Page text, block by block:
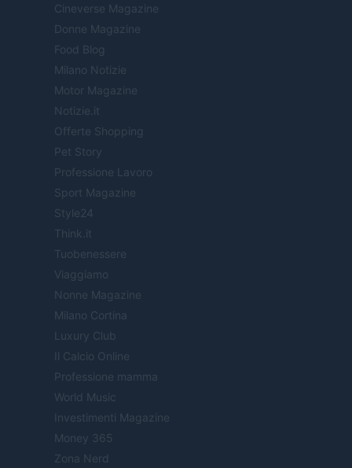
Cineverse Magazine
Donne Magazine
Food Blog
Milano Notizie
Motor Magazine
Notizie.it
Offerte Shopping
Pet Story
Professione Lavoro
Sport Magazine
Style24
Think.it
Tuobenessere
Viaggiamo
Nonne Magazine
Milano Cortina
Luxury Club
Il Calcio Online
Professione mamma
World Music
Investimenti Magazine
Money 365
Zona Nerd